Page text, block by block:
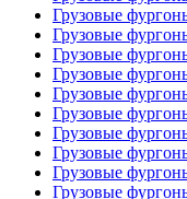
Грузовые
Грузовые
Грузовые
Грузовые
Грузовые
Грузовые
Грузовые
Грузовые
Грузовые
Грузовые